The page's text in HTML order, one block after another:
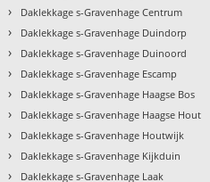
› Daklekkage s-Gravenhage Centrum
› Daklekkage s-Gravenhage Duindorp
› Daklekkage s-Gravenhage Duinoord
› Daklekkage s-Gravenhage Escamp
› Daklekkage s-Gravenhage Haagse Bos
› Daklekkage s-Gravenhage Haagse Hout
› Daklekkage s-Gravenhage Houtwijk
› Daklekkage s-Gravenhage Kijkduin
› Daklekkage s-Gravenhage Laak